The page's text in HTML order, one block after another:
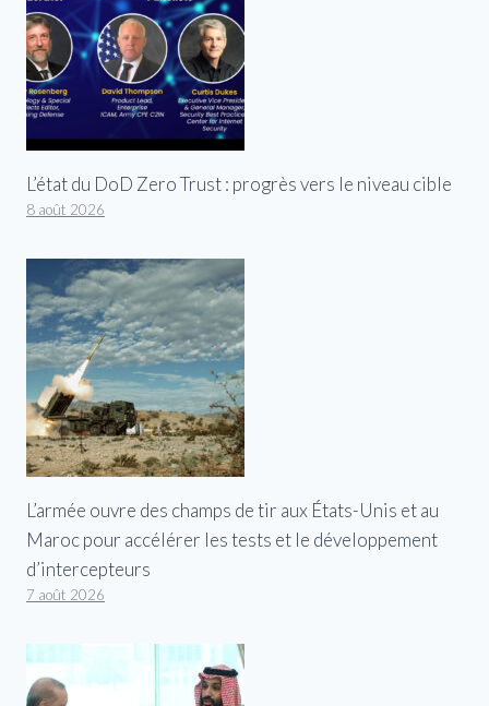
L’état du DoD Zero Trust : progrès vers le niveau cible
8 août 2026
L’armée ouvre des champs de tir aux États-Unis et au
Maroc pour accélérer les tests et le développement
d’intercepteurs
7 août 2026